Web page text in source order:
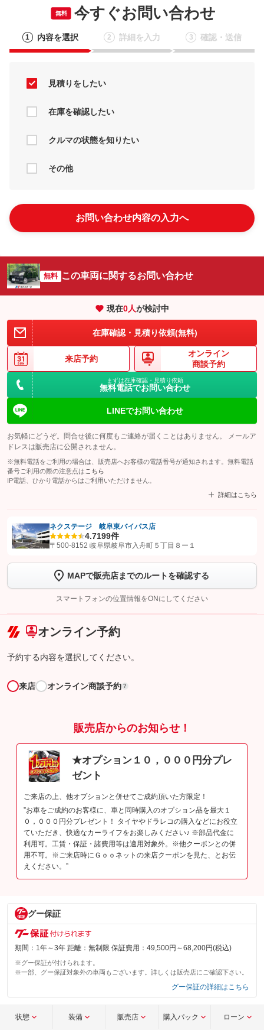
無料 今すぐお問い合わせ
1 内容を選択 2 詳細を入力 3 確認・送信
見積りをしたい
在庫を確認したい
クルマの状態を知りたい
その他
お問い合わせ内容の入力へ
無料 この車両に関するお問い合わせ
現在0人が検討中
在庫確認・見積り依頼(無料)
来店予約
オンライン
商談予約
まずは在庫確認・見積り依頼
無料電話でお問い合わせ
LINEでお問い合わせ
お気軽にどうぞ。問合せ後に何度もご連絡が届くことはありません。 メールア
ドレスは販売店に公開されません。
※無料電話をご利用の場合は、販売店へお客様の電話番号が通知されます。無料電話
番号ご利用の際の注意点は こちら
IP電話、ひかり電話からはご利用いただけません。
詳細はこちら
【STEP1】認証画面でグーネットを友だち追加してから「許可する」ボタンを押
トーク画面で
ボタンをタップして問い合わせを
完了してください。
こちら
ネクステージ 岐阜東バイパス店
4.7199件
〒500-8152 岐阜県岐阜市入舟町５丁目８ー１
MAPで販売店までのルートを確認する
スマートフォンの位置情報をONにしてください
オンライン予約
予約する内容を選択してください。
来店 オンライン商談予約 ?
販売店からのお知らせ！
★オプション１０，０００円分プレ
ゼント
ご来店の上、他オプションと併せてご成約頂いた方限定！
”お車をご成約のお客様に、車と同時購入のオプション品を最大１
０，０００円分プレゼント！ タイヤやドラレコの購入などにお役立
ていただき、快適なカーライフをお楽しみください♪ ※部品代金に
利用可。工賃・保証・諸費用等は適用対象外。※他クーポンとの併
用不可。※ご来店時にＧｏｏネットの来店クーポンを見た、とお伝
えください。”
グー保証
期間：1年～3年 距離：無制限 保証費用：49,500円～68,200円(税込)
※グー保証が付けられます。
※一部、グー保証対象外の車両もございます。詳しくは販売店にご確認下さい。
グー保証の詳細はこちら
状態 装備 販売店 購入パック ローン